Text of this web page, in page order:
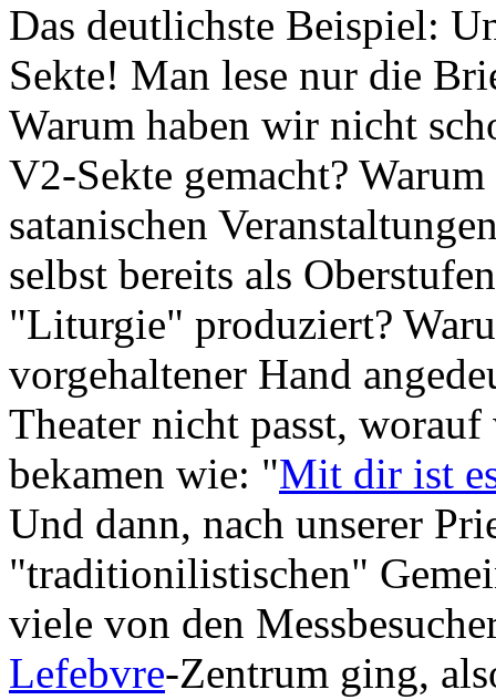
Das deutlichste Beispiel:
Sekte! Man lese nur die
Warum haben wir nicht
V2-Sekte gemacht?
satanischen
selbst bereits als
"Liturgie" produziert?
vorgehaltener Hand
Theater nicht passt,
bekamen wie: "Mit dir ist
Und dann, nach unserer
"traditionilistischen"
viele von den
Lefebvre-Zentrum ging,